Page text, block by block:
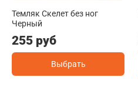
Темляк Скелет без ног
Черный
255 руб
Выбрать